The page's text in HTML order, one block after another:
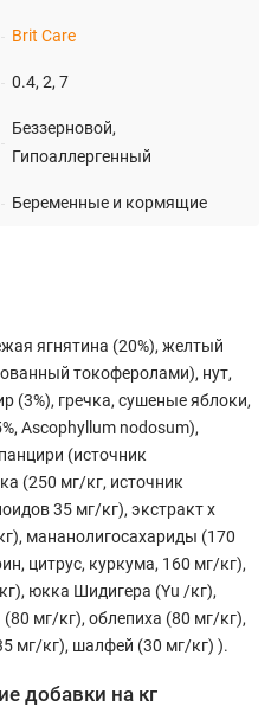
Brit Care
0.4, 2, 7
Беззерновой,
Гипоаллергенный
Беременные и кормящие
ягнятина (20%), желтый
токоферолами), нут,
(3%), гречка, сушеные яблоки,
Ascophyllum nodosum),
(источник
(250 мг/кг, источник
35 мг/кг), экстракт х
мананолигосахариды (170
цитрус, куркума, 160 мг/кг),
юкка Шидигера (Yu /кг),
мг/кг), облепиха (80 мг/кг),
мг/кг), шалфей (30 мг/кг) ).
добавки на кг